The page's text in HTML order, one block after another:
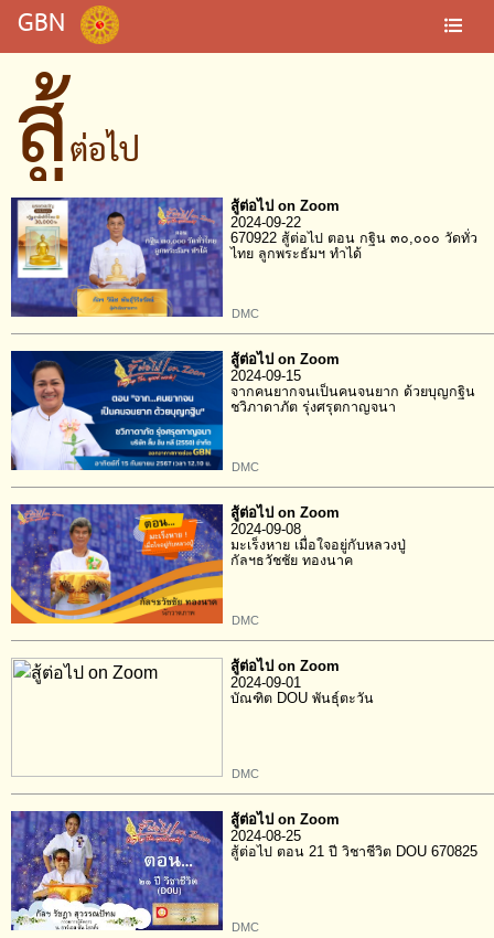
GBN
สู้ต่อไป
สู้ต่อไป on Zoom
2024-09-22
670922 สู้ต่อไป ตอน กฐิน ๓๐,๐๐๐ วัดทั่ว
ไทย ลูกพระธัมฯ ทำได้
DMC
สู้ต่อไป on Zoom
2024-09-15
จากคนยากจนเป็นคนจนยาก ด้วยบุญกฐิน
ชวิภาดาภัต รุ่งศรุตกาญจนา
DMC
สู้ต่อไป on Zoom
2024-09-08
มะเร็งหาย เมื่อใจอยู่กับหลวงปู่
กัลฯธวัชชัย ทองนาค
DMC
สู้ต่อไป on Zoom
2024-09-01
บัณฑิต DOU พันธุ์ตะวัน
DMC
สู้ต่อไป on Zoom
2024-08-25
สู้ต่อไป ตอน 21 ปี วิชาชีวิต DOU 670825
DMC